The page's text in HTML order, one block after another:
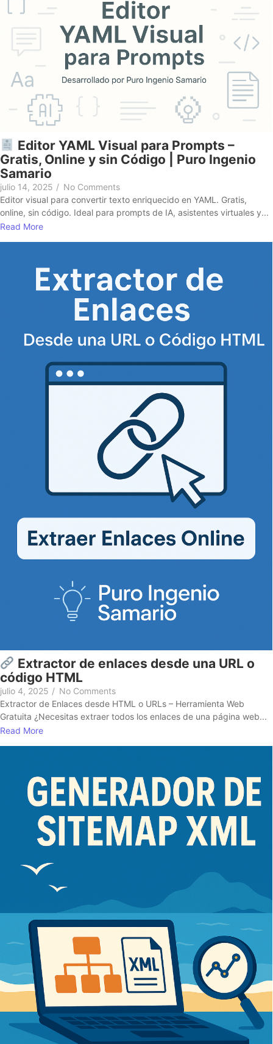
Editor YAML Visual para Prompts –
Gratis, Online y sin Código | Puro Ingenio
Samario
julio 14, 2025 / No Comments
Editor visual para convertir texto enriquecido en YAML. Gratis,
online, sin código. Ideal para prompts de IA, asistentes virtuales y...
Read More
Extractor de enlaces desde una URL o
código HTML
julio 4, 2025 / No Comments
Extractor de Enlaces desde HTML o URLs – Herramienta Web
Gratuita ¿Necesitas extraer todos los enlaces de una página web...
Read More